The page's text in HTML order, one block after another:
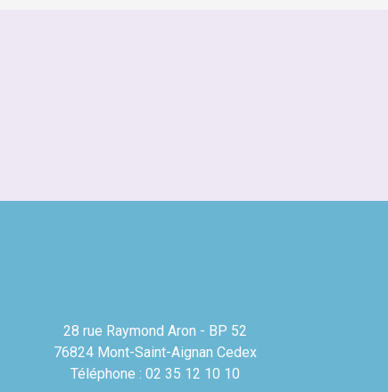
28 rue Raymond Aron - BP 52
76824 Mont-Saint-Aignan Cedex
Téléphone : 02 35 12 10 10